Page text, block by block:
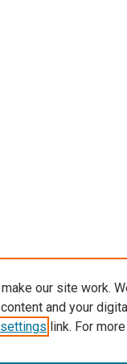
our site work.
and your
link. For